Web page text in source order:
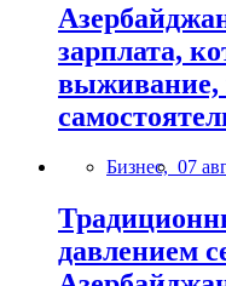
зарплата,
выживание,
Бизнес, 07
давлением